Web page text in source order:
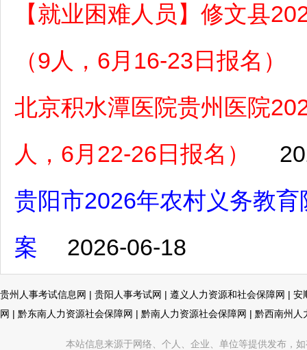
【就业困难人员】修文县
（9人，6月16-23日报名）
北京积水潭医院贵州医院
人，6月22-26日报名）
贵阳市2026年农村义务教
案
2026-06-18
贵州人事考试信息网 | 贵阳人事考试网 | 遵义人力资源和社会保障网 | 安
网 | 黔东南人力资源社会保障网 | 黔南人力资源社会保障网 | 黔西南州人
本站信息来源于网络、个人、企业、单位等提供发布，